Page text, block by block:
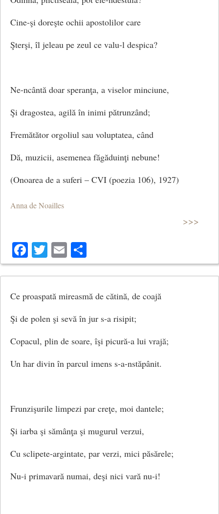
I-aş spune: « Vezi, nu tu mă ţii,
Ci doar ispita nopţii, toată;
O porumbiţă însetată.
Biet copilandru,-aleanul greu,
Tot aurul ce-l port în sânge,
Tristeţea sufletului meu
Doar nopţii singure-mi pot plânge.
Copacii-au simţuri şi râvnesc,
Iar noaptea-i, vai, neputincioasă;
Suspinele-i se risipesc
În bolta fumurie, joasă.
Văzduhul, vezi, e înflorit.
Vreau ochiu-ţi împăinjenit…
Un suflet fii, ce se-nfioară.
Un strigăt lung, necontenit.
Şi plângi, copilul meu iubit!
Cine-şi doreşte ochii apostolilor care
Şterşi, îl jeleau pe zeul ce valu-l despica?
Ne-ncântă doar speranţa, a viselor minciune,
Şi dragostea, agilă în inimi pătrunzând;
Fremătător orgoliul sau voluptatea, când
Dă, muzicii, asemenea făgăduinţi nebune!
(Onoarea de a suferi – CVI (poezia 106), 1927)
Anna de Noailles
>>>
Facebook
Twitter
Email
Ce proaspată mireasmă de cătină, de coajă
Şi de polen şi sevă în jur s-a risipit;
Copacul, plin de soare, îşi picură-a lui vrajă;
Un har divin în parcul imens s-a-nstăpânit.
Frunzişurile limpezi par creţe, moi dantele;
Şi iarba şi sămânţa şi mugurul verzui,
Cu sclipete-argintate, par verzi, mici păsărele;
Nu-i primavară numai, deşi nici vară nu-i!